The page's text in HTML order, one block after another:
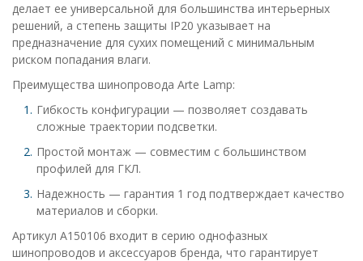
делает ее универсальной для большинства интерьерных
решений, а степень защиты IP20 указывает на
предназначение для сухих помещений с минимальным
риском попадания влаги.
Преимущества шинопровода Arte Lamp:
Гибкость конфигурации — позволяет создавать
сложные траектории подсветки.
Простой монтаж — совместим с большинством
профилей для ГКЛ.
Надежность — гарантия 1 год подтверждает качество
материалов и сборки.
Артикул A150106 входит в серию однофазных
шинопроводов и аксессуаров бренда, что гарантирует